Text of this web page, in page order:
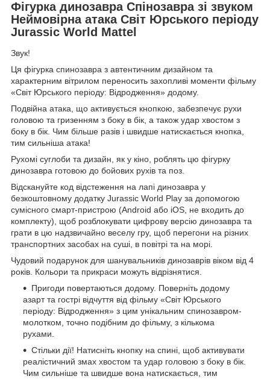
Фігурка динозавра Спінозавра зі звуком
Неймовірна атака Світ Юрського періоду
Jurassic World Mattel
Звук!
Ця фігурка спинозавра з автентичним дизайном та
характерним вітрилом переносить захопливі моменти фільму
«Світ Юрського періоду: Відродження» додому.
Подвійна атака, що активується кнопкою, забезпечує рухи
головою та гризенням з боку в бік, а також удар хвостом з
боку в бік. Чим більше разів і швидше натискається кнопка,
тим сильніша атака!
Рухомі суглоби та дизайн, як у кіно, роблять цю фігурку
динозавра готовою до бойових рухів та поз.
Відскануйте код відстеження на лапі динозавра у
безкоштовному додатку Jurassic World Play за допомогою
сумісного смарт-пристрою (Android або iOS, не входить до
комплекту), щоб розблокувати цифрову версію динозавра та
грати в цю надзвичайно веселу гру, щоб перегони на різних
транспортних засобах на суші, в повітрі та на морі.
Чудовий подарунок для шанувальників динозаврів віком від 4
років. Кольори та прикраси можуть відрізнятися.
Пригоди повертаються додому. Поверніть додому
азарт та гострі відчуття від фільму «Світ Юрського
періоду: Відродження» з цим унікальним спинозавром-
молотком, точно подібним до фільму, з кількома
рухами.
Стільки дії! Натисніть кнопку на спині, щоб активувати
реалістичний змах хвостом та удар головою з боку в бік.
Чим сильніше та швидше вона натискається, тим